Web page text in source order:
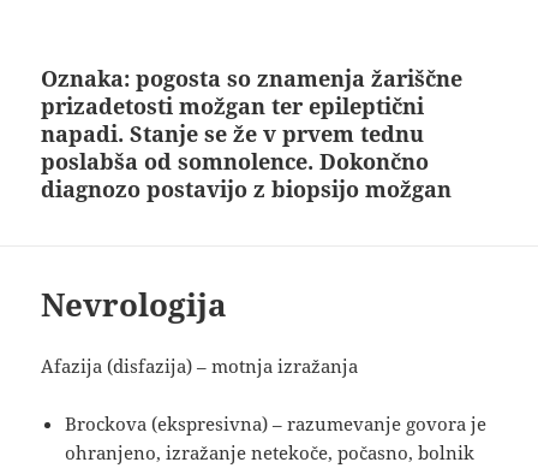
Oznaka:pogosta so znamenja žariščne
prizadetosti možgan ter epileptični
napadi. Stanje se že v prvem tednu
poslabša od somnolence. Dokončno
diagnozo postavijo z biopsijo možgan
Nevrologija
Afazija (disfazija) – motnja izražanja
Brockova (ekspresivna) – razumevanje govora je
ohranjeno, izražanje netekoče, počasno, bolnik